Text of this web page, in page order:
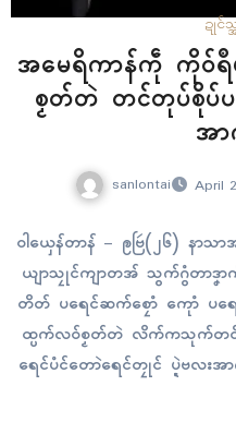
ဍုၚ်သ္
အမေရိကာန်ကဵု ကိုဝ်
စၟတ်တဲ တၚ်တုပ်စိုပ်ပ
အ
sanlontai April
ဝါယှေန်တာန် – ဨဗြဴ(၂၆) နာသ
ယျာသၠုၚ်ကျာတအ် သွက်ဂွံတာဒၞာ
တိတ် ပရေၚ်ဆက်စၠောံ ကေုာံ ပရ
ထ္ပက်လဝ်စၟတ်တဲ လိက်ကသုက်တ
ရေၚ်ပံၚ်တောဲရေၚ်တၠုၚ် ပ္ဍဲဗလး